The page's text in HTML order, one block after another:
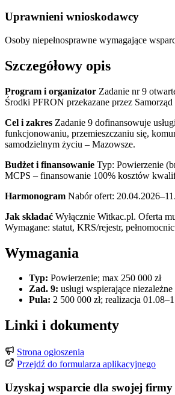
Uprawnieni wnioskodawcy
Osoby niepełnosprawne wymagające
Szczegółowy opis
Program i organizator Zadanie nr 9
Środki PFRON przekazane przez
Cel i zakres Zadanie 9 dofinansowuje
funkcjonowaniu, przemieszczaniu się,
samodzielnym życiu – Mazowsze.
Budżet i finansowanie Typ: Powierzenie
MCPS – finansowanie 100% kosztów
Harmonogram Nabór ofert:
Jak składać Wyłącznie Witkac.pl. Oferta
Wymagane: statut, KRS/rejestr,
Wymagania
Typ: Powierzenie; max 250 000 zł
Zad. 9: usługi wspierające
Pula: 2 500 000 zł; realizacja
Linki i dokumenty
Strona ogłoszenia
Przejdź do formularza aplikacyjnego
Uzyskaj wsparcie dla swojej firmy